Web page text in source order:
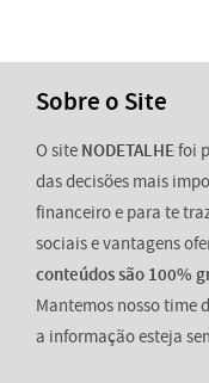
Sobre o Site
O site NODETALHEfoi
das decisões mais
financeiro e para te
sociais e vantagens
conteúdos são 100%
Mantemos nosso time
a informação esteja